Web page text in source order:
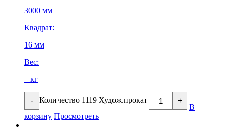
3000 мм
Квадрат:
16 мм
Вес:
– кг
- Количество 1119 Худож.прокат +
В
корзину Просмотреть